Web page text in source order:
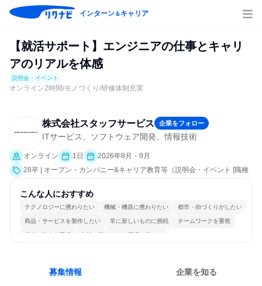
インターン＆キャリア
【就活サポート】エンジニアの仕事とキャリ
アのリアルを体感
説明会・イベント
オンライン2時間/モノづくり/研修体制充実
株式会社スタッフサービス 企業をフォロー
ITサービス、ソフトウェア開発、情報技術
オンライン 1日
2026年8月・9月
28卒 | オープン・カンパニー&キャリア教育等（説明会・イベント [職種
こんな人におすすめ
テクノロジーに携わりたい 機械・機器に携わりたい 都市・街づくりがしたい
商品・サービスを製作したい 常に新しいものに挑戦 チームワークを重視
個人の能力を重視 女性が働きやすい環境で働ける
募集情報 企業を知る